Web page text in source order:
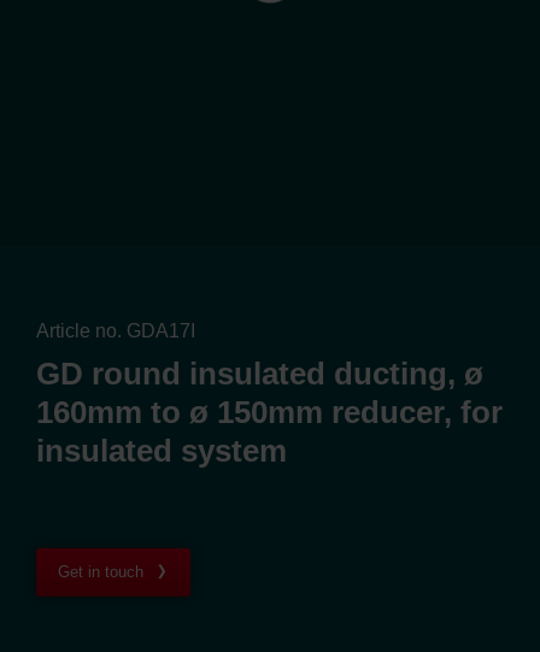
Article no. GDA17I
GD round insulated ducting, ø
160mm to ø 150mm reducer, for
insulated system
Get in touch